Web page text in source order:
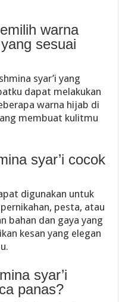
warna
sesuai
syar’i yang
dapat melakukan
warna hijab di
membuat kulitmu
syar’i cocok
digunakan untuk
pesta, atau
bahan dan gaya yang
kesan yang elegan
syar’i
panas?